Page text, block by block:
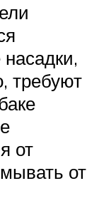
требуют
от
от